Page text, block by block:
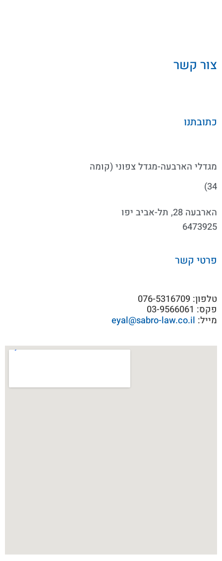
צור קשר
כתובתנו
מגדלי הארבעה-מגדל צפוני (קומה
34)
הארבעה 28, תל-אביב יפו
6473925
פרטי קשר
טלפון: 076-5316709
פקס: 03-9566061
מייל: eyal@sabro-law.co.il